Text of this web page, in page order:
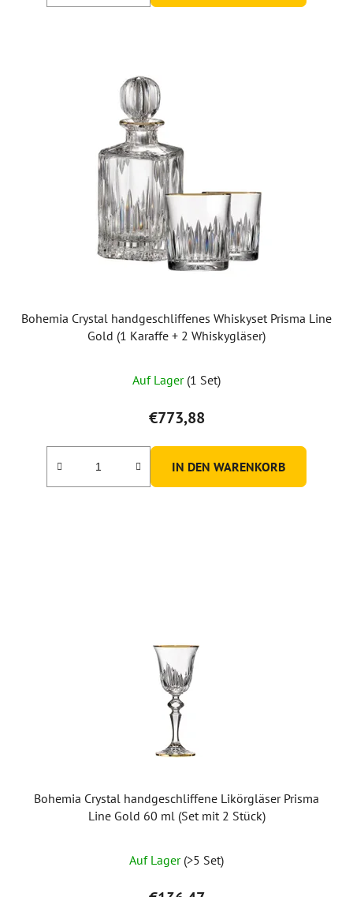
Bohemia Crystal handgeschliffenes Whiskyset Prisma Line
Gold (1 Karaffe + 2 Whiskygläser)
Auf Lager (1 Set)
€773,88
IN DEN WARENKORB
Bohemia Crystal handgeschliffene Likörgläser Prisma
Line Gold 60 ml (Set mit 2 Stück)
Auf Lager (>5 Set)